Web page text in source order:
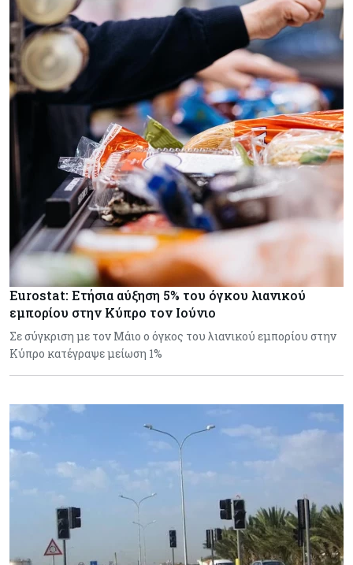
Eurostat: Ετήσια αύξηση 5% του όγκου λιανικού
εμπορίου στην Κύπρο τον Ιούνιο
Σε σύγκριση με τον Μάιο ο όγκος του λιανικού εμπορίου στην
Κύπρο κατέγραψε μείωση 1%